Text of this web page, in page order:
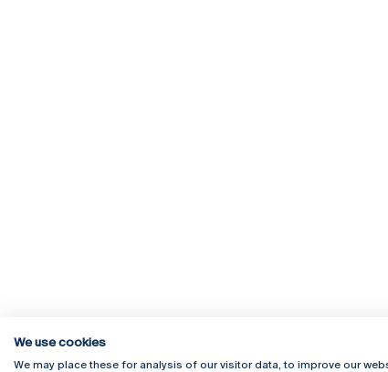
We use cookies
We may place these for analysis of our visitor data, to improve our